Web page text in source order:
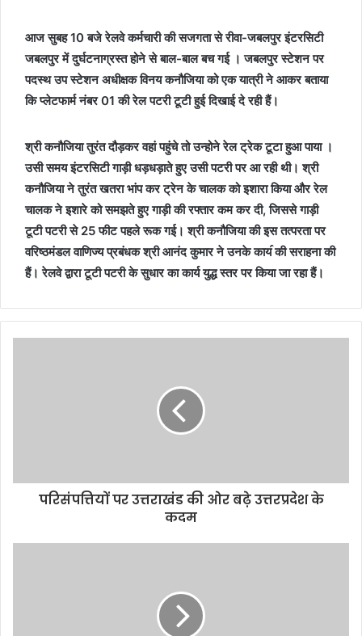
आज सुबह 10 बजे रेलवे कर्मचारी की सजगता से रीवा-जबलपुर इंटरसिटी
जबलपुर में दुर्घटनाग्रस्त होने से बाल-बाल बच गई । जबलपुर स्टेशन पर
पदस्थ उप स्टेशन अधीक्षक विनय कनौजिया को एक यात्री ने आकर बताया
कि प्लेटफार्म नंबर 01 की रेल पटरी टूटी हुई दिखाई दे रही हैं।
श्री कनौजिया तुरंत दौड़कर वहां पहुंचे तो उन्होने रेल ट्रेक टूटा हुआ पाया ।
उसी समय इंटरसिटी गाड़ी धड़धड़ाते हुए उसी पटरी पर आ रही थी। श्री
कनौजिया ने तुरंत खतरा भांप कर ट्रेन के चालक को इशारा किया और रेल
चालक ने इशारे को समझते हुए गाड़ी की रफ्तार कम कर दी, जिससे गाड़ी
टूटी पटरी से 25 फीट पहले रूक गई। श्री कनौजिया की इस तत्परता पर
वरिष्ठमंडल वाणिज्य प्रबंधक श्री आनंद कुमार ने उनके काय॔ की सराहना की
हैं। रेलवे द्वारा टूटी पटरी के सुधार का कार्य युद्ध स्तर पर किया जा रहा हैं।
परिसंपत्तियों पर उत्तराखंड की ओर बढ़े उत्तरप्रदेश के
कदम